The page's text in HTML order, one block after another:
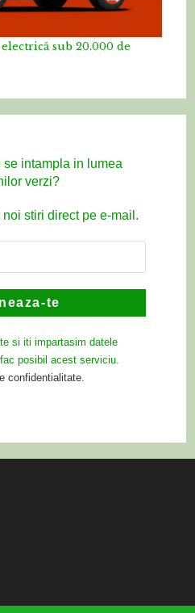
sub 20.000 de
se intampla in lumea
verzi?
noi stiri direct pe e-mail.
si iti impartasim datele
posibil acest serviciu.
confidentialitate.